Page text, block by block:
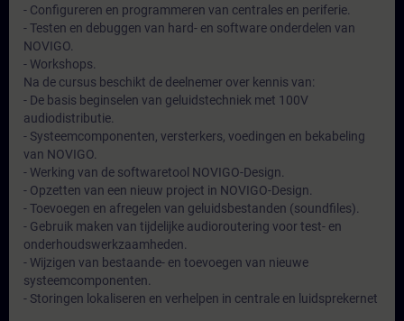
- Configureren en programmeren van centrales en periferie.
- Testen en debuggen van hard- en software onderdelen van
NOVIGO.
- Workshops.
Na de cursus beschikt de deelnemer over kennis van:
- De basis beginselen van geluidstechniek met 100V
audiodistributie.
- Systeemcomponenten, versterkers, voedingen en bekabeling
van NOVIGO.
- Werking van de softwaretool NOVIGO-Design.
- Opzetten van een nieuw project in NOVIGO-Design.
- Toevoegen en afregelen van geluidsbestanden (soundfiles).
- Gebruik maken van tijdelijke audioroutering voor test- en
onderhoudswerkzaamheden.
- Wijzigen van bestaande- en toevoegen van nieuwe
systeemcomponenten.
- Storingen lokaliseren en verhelpen in centrale en luidsprekernet